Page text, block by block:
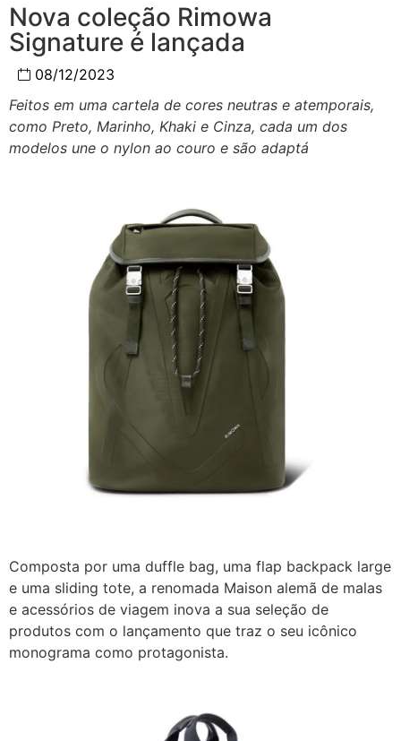
Nova coleção Rimowa
Signature é lançada
08/12/2023
Feitos em uma cartela de cores neutras e atemporais,
como Preto, Marinho, Khaki e Cinza, cada um dos
modelos une o nylon ao couro e são adaptá
Composta por uma duffle bag, uma flap backpack large
e uma sliding tote, a renomada Maison alemã de malas
e acessórios de viagem inova a sua seleção de
produtos com o lançamento que traz o seu icônico
monograma como protagonista.